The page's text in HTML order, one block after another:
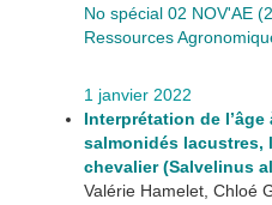
No spécial 02 NOV'AE
Ressources
1 janvier 2022
Interprétation de
salmonidés lacustres,
chevalier (Salvelinus
Valérie Hamelet, Chloé